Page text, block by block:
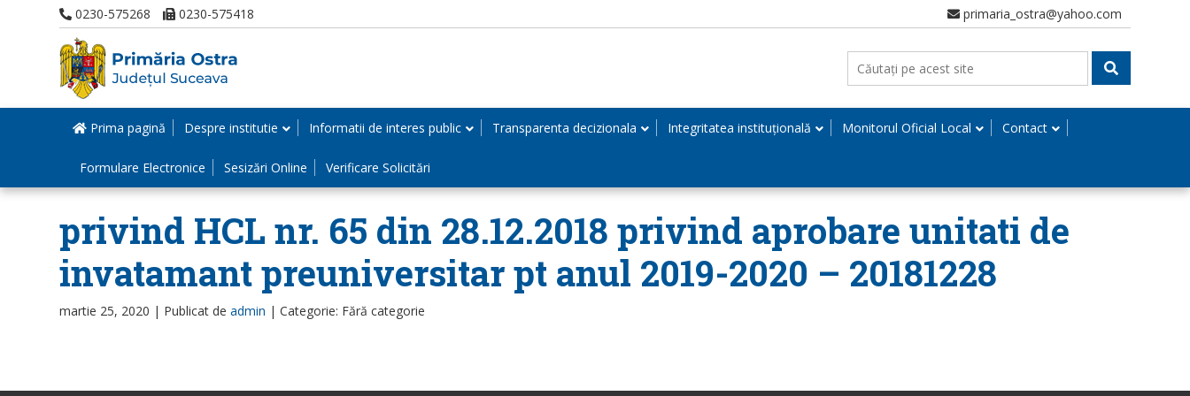
0230-575268 0230-575418 primaria_ostra@yahoo.com
Prima pagină Despre institutie Informatii de interes public Transparenta decizionala Integritatea instituțională Monitorul Oficial Local Contact
Formulare Electronice Sesizări Online Verificare Solicitări
privind HCL nr. 65 din 28.12.2018 privind aprobare unitati de
invatamant preuniversitar pt anul 2019-2020 – 20181228
martie 25, 2020 | Publicat de admin | Categorie: Fără categorie